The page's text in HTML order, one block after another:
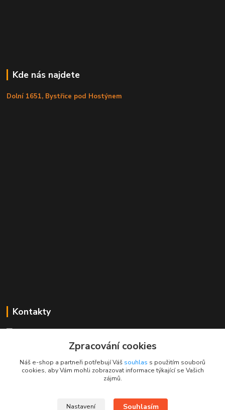
Kde nás najdete
Dolní 1651, Bystřice pod Hostýnem
Kontakty
+420 725 613 837
info@rajklubicek.cz
Zpracování cookies
Náš e-shop a partneři potřebují Váš souhlas s použitím souborů
cookies, aby Vám mohli zobrazovat informace týkající se Vašich
zájmů.
Nastavení Souhlasím